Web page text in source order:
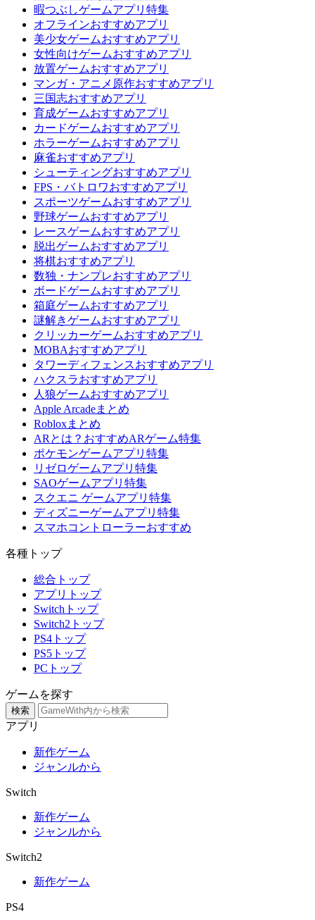
暇つぶしゲームアプリ特集
オフラインおすすめアプリ
美少女ゲームおすすめアプリ
女性向けゲームおすすめアプリ
放置ゲームおすすめアプリ
マンガ・アニメ原作おすすめアプリ
三国志おすすめアプリ
育成ゲームおすすめアプリ
カードゲームおすすめアプリ
ホラーゲームおすすめアプリ
麻雀おすすめアプリ
シューティングおすすめアプリ
FPS・バトロワおすすめアプリ
スポーツゲームおすすめアプリ
野球ゲームおすすめアプリ
レースゲームおすすめアプリ
脱出ゲームおすすめアプリ
将棋おすすめアプリ
数独・ナンプレおすすめアプリ
ボードゲームおすすめアプリ
箱庭ゲームおすすめアプリ
謎解きゲームおすすめアプリ
クリッカーゲームおすすめアプリ
MOBAおすすめアプリ
タワーディフェンスおすすめアプリ
ハクスラおすすめアプリ
人狼ゲームおすすめアプリ
Apple Arcadeまとめ
Robloxまとめ
ARとは？おすすめARゲーム特集
ポケモンゲームアプリ特集
リゼロゲームアプリ特集
SAOゲームアプリ特集
スクエニ ゲームアプリ特集
ディズニーゲームアプリ特集
スマホコントローラーおすすめ
各種トップ
総合トップ
アプリトップ
Switchトップ
Switch2トップ
PS4トップ
PS5トップ
PCトップ
ゲームを探す
検索
アプリ
新作ゲーム
ジャンルから
Switch
新作ゲーム
ジャンルから
Switch2
新作ゲーム
PS4